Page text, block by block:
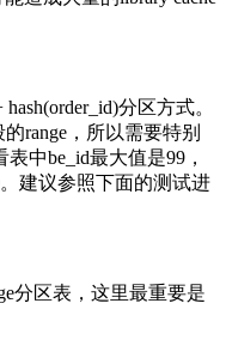
分区方式。
range，所以需要特别
中be_id最大值是99，
建议参照下面的测试进
分区表，这里最重要是